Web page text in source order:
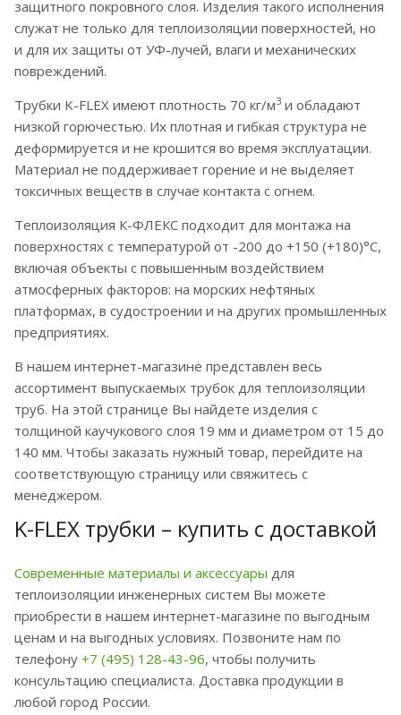
защитного покровного слоя. Изделия такого исполнения
служат не только для теплоизоляции поверхностей, но
и для их защиты от УФ-лучей, влаги и механических
повреждений.
Трубки K-FLEX имеют плотность 70 кг/м3 и обладают
низкой горючестью. Их плотная и гибкая структура не
деформируется и не крошится во время эксплуатации.
Материал не поддерживает горение и не выделяет
токсичных веществ в случае контакта с огнем.
Теплоизоляция К-ФЛЕКС подходит для монтажа на
поверхностях с температурой от -200 до +150 (+180)°С,
включая объекты с повышенным воздействием
атмосферных факторов: на морских нефтяных
платформах, в судостроении и на других промышленных
предприятиях.
В нашем интернет-магазине представлен весь
ассортимент выпускаемых трубок для теплоизоляции
труб. На этой странице Вы найдете изделия с
толщиной каучукового слоя 19 мм и диаметром от 15 до
140 мм. Чтобы заказать нужный товар, перейдите на
соответствующую страницу или свяжитесь с
менеджером.
K-FLEX трубки – купить с доставкой
Современные материалы и аксессуары для
теплоизоляции инженерных систем Вы можете
приобрести в нашем интернет-магазине по выгодным
ценам и на выгодных условиях. Позвоните нам по
телефону +7 (495) 128-43-96, чтобы получить
консультацию специалиста. Доставка продукции в
любой город России.